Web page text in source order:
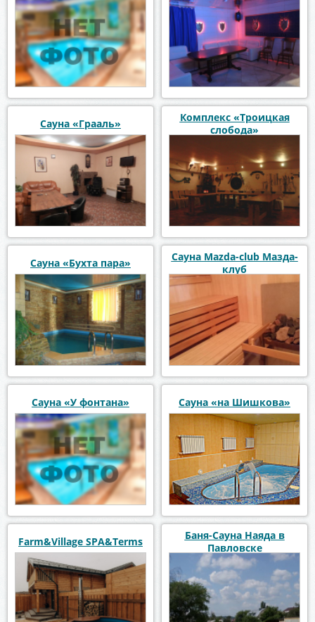
Сауна «Грааль»
Комплекс «Троицкая
слобода»
Сауна «Бухта пара»
Сауна Mazda-club Мазда-
клуб
Сауна «У фонтана» Сауна «на Шишкова»
Farm&Village SPA&Terms
Баня-Сауна Наяда в
Павловске